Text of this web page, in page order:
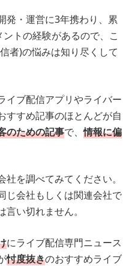
発・運営に3年携わり、累
トの経験があるので、こ
者)の悩みは知り尽くして
イブ配信アプリやライバー
すすめ記事のほとんどが自
のための記事で、情報に偏
を調べてみてください。
じ会社もしくは関連会社で
い切れません。
にライブ配信専門ニュース
忖度抜きのおすすめライブ